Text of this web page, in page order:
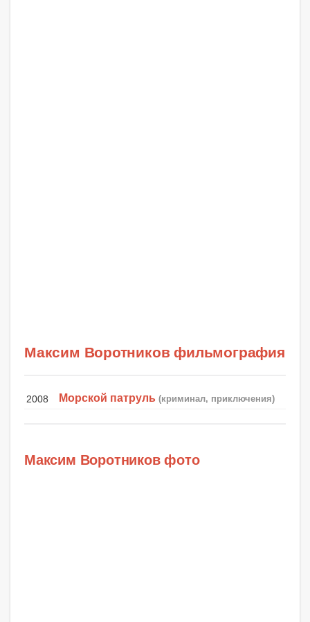
Максим Воротников фильмография
2008 Морской патруль (криминал, приключения)
Максим Воротников фото